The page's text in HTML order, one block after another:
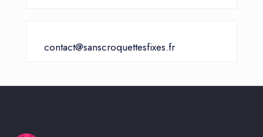
contact@sanscroquettesfixes.fr